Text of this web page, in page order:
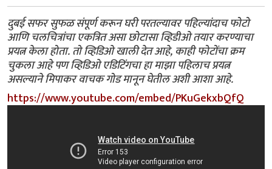
दुबई सफर सुफळ संपूर्ण करून घरी परतल्यावर पहिल्यांदाच फोटो
आणि चलचित्रांचा एकत्रित असा छोटासा व्हिडीओ तयार करण्याचा
प्रयत्न केला होता. तो व्हिडिओ खाली देत आहे, काही फोटोंचा क्रम
चुकला आहे पण व्हिडिओ एडिटिंगचा हा माझा पहिलाच प्रयत्न
असल्याने मिपाकर वाचक गोड मानून घेतील अशी आशा आहे.
https://www.youtube.com/embed/PKuGekxbQfQ